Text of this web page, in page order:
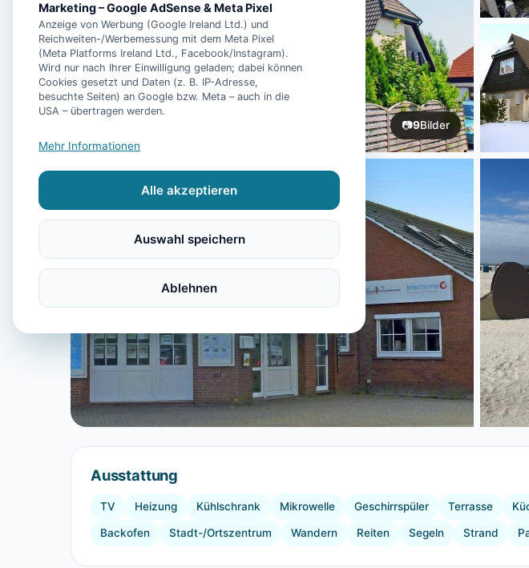
📷9Bilder
Ausstattung
TV Heizung Kühlschrank Mikrowelle Geschirrspüler Terrasse
Backofen Stadt-/Ortszentrum Wandern Reiten Segeln Strand
Marketing – Google AdSense & Meta Pixel
Anzeige von Werbung (Google Ireland Ltd.) und
Reichweiten-/Werbemessung mit dem Meta Pixel
(Meta Platforms Ireland Ltd., Facebook/Instagram).
Wird nur nach Ihrer Einwilligung geladen; dabei können
Cookies gesetzt und Daten (z. B. IP-Adresse,
besuchte Seiten) an Google bzw. Meta – auch in die
USA – übertragen werden.
Mehr Informationen
Alle akzeptieren
Auswahl speichern
Ablehnen